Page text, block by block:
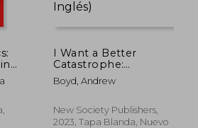
I Want a Better
Catastrophe:
Navigating the
Climate Crisis With
Gallows Humor (en
Inglés)
Boyd, Andrew
New Society Publishers,
2023, Tapa Blanda, Nuevo